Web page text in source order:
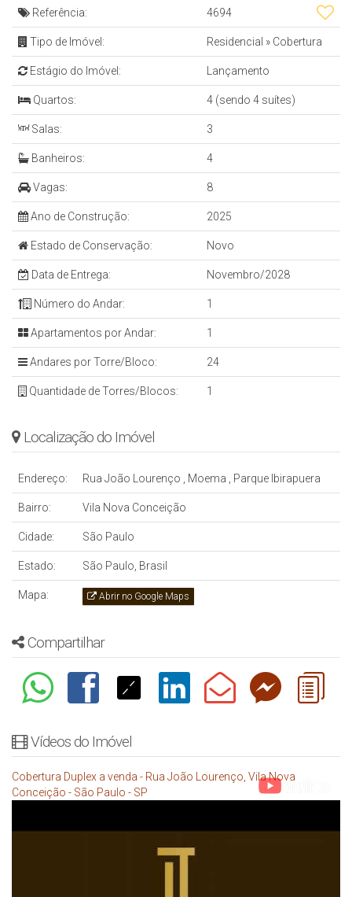
Referência: 4694
Tipo de Imóvel: Residencial » Cobertura
Estágio do Imóvel: Lançamento
Quartos: 4 (sendo 4 suítes)
Salas: 3
Banheiros: 4
Vagas: 8
Ano de Construção: 2025
Estado de Conservação: Novo
Data de Entrega: Novembro/2028
Número do Andar: 1
Apartamentos por Andar: 1
Andares por Torre/Bloco: 24
Quantidade de Torres/Blocos: 1
Localização do Imóvel
Endereço: Rua João Lourenço , Moema , Parque Ibirapuera
Bairro: Vila Nova Conceição
Cidade: São Paulo
Estado: São Paulo, Brasil
Mapa: Abrir no Google Maps
Compartilhar
Vídeos do Imóvel
Cobertura Duplex a venda - Rua João Lourenço, Vila Nova
Conceição - São Paulo - SP